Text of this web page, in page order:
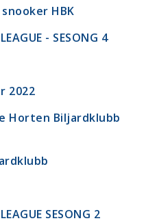
HBK
- SESONG 4
2022
Horten Biljardklubb
SESONG 2